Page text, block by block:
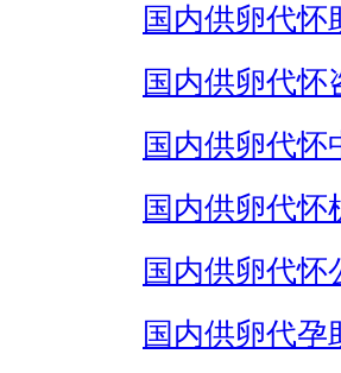
国内供卵代怀
国内供卵代怀
国内供卵代怀
国内供卵代怀
国内供卵代怀
国内供卵代孕